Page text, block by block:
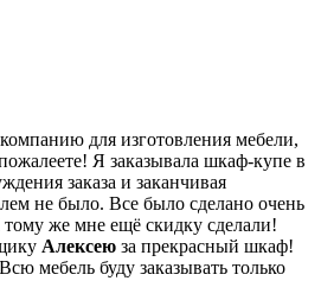
для изготовления мебели,
Я заказывала шкаф-купе в
заказа и заканчивая
не было. Все было сделано очень
же мне ещё скидку сделали!
Алексею за прекрасный шкаф!
мебель буду заказывать только